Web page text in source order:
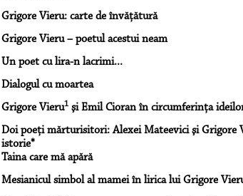
Grigore Vieru: carte de învăţătură
Grigore Vieru – poetul acestui neam
Un poet cu lira-n lacrimi...
Dialogul cu moartea
Grigore Vieru1şi Emil Cioran în circumferinţa
Doi poeţi mărturisitori: Alexei Mateevici şi Grigore
istorie*
Taina care mă apără
Mesianicul simbol al mamei în lirica lui Grigore